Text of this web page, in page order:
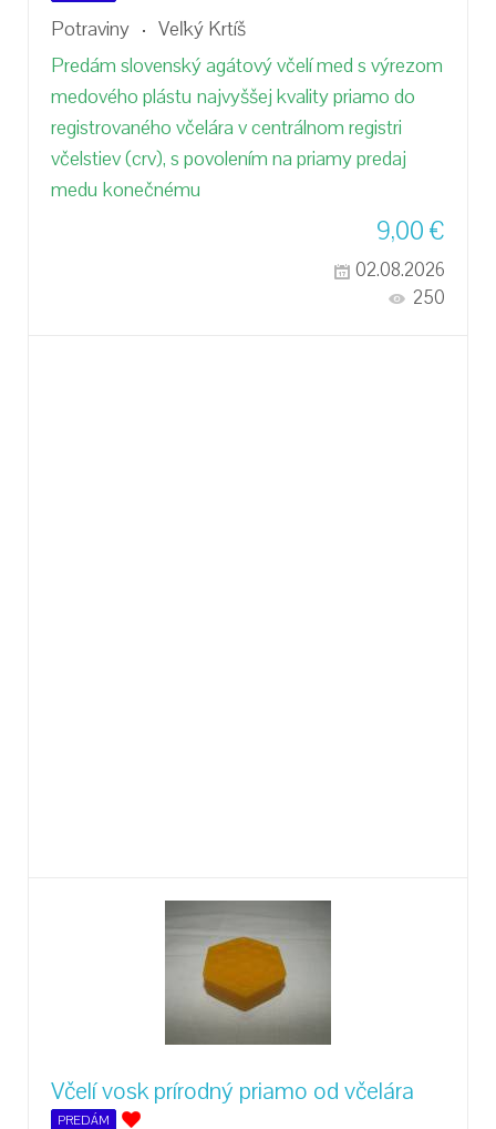
Potraviny
Veľký Krtíš
Predám slovenský agátový včelí med s výrezom
medového plástu najvyššej kvality priamo do
registrovaného včelára v centrálnom registri
včelstiev (crv), s povolením na priamy predaj
medu konečnému
9,00€
02.08.2026
250
Včelí vosk prírodný priamo od včelára
PREDÁM